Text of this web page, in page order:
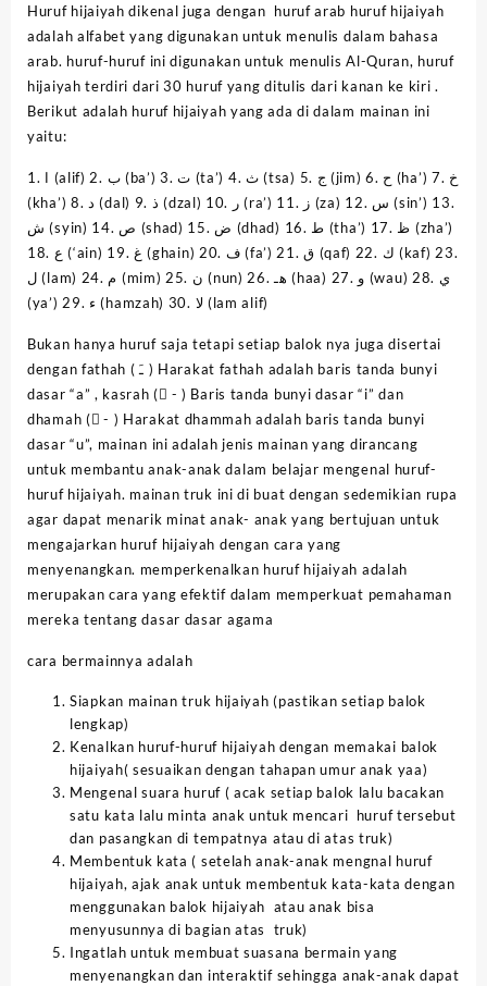
Huruf hijaiyah dikenal juga dengan huruf arab huruf hijaiyah
adalah alfabet yang digunakan untuk menulis dalam bahasa
arab. huruf-huruf ini digunakan untuk menulis Al-Quran, huruf
hijaiyah terdiri dari 30 huruf yang ditulis dari kanan ke kiri .
Berikut adalah huruf hijaiyah yang ada di dalam mainan ini
yaitu:
1. ا (alif) 2. ب (ba’) 3. ت (ta’) 4. ث (tsa) 5. ج (jim) 6. ح (ha’) 7. خ
(kha’) 8. د (dal) 9. ذ (dzal) 10. ر (ra’) 11. ز (za) 12. س (sin’) 13.
ش (syin) 14. ص (shad) 15. ض (dhad) 16. ط (tha’) 17. ظ (zha’)
18. ع (‘ain) 19. غ (ghain) 20. ف (fa’) 21. ق (qaf) 22. ك (kaf) 23.
ل (lam) 24. م (mim) 25. ن (nun) 26. هـ (haa) 27. و (wau) 28. ي
(ya’) 29. ء (hamzah) 30. لا (lam alif)
Bukan hanya huruf saja tetapi setiap balok nya juga disertai
dengan fathah ( ﹷ ) Harakat fathah adalah baris tanda bunyi
dasar “a” , kasrah ( ِ- ) Baris tanda bunyi dasar “i” dan
dhamah ( ُ- ) Harakat dhammah adalah baris tanda bunyi
dasar “u”, mainan ini adalah jenis mainan yang dirancang
untuk membantu anak-anak dalam belajar mengenal huruf-
huruf hijaiyah. mainan truk ini di buat dengan sedemikian rupa
agar dapat menarik minat anak- anak yang bertujuan untuk
mengajarkan huruf hijaiyah dengan cara yang
menyenangkan. memperkenalkan huruf hijaiyah adalah
merupakan cara yang efektif dalam memperkuat pemahaman
mereka tentang dasar dasar agama
cara bermainnya adalah
Siapkan mainan truk hijaiyah (pastikan setiap balok
lengkap)
Kenalkan huruf-huruf hijaiyah dengan memakai balok
hijaiyah( sesuaikan dengan tahapan umur anak yaa)
Mengenal suara huruf ( acak setiap balok lalu bacakan
satu kata lalu minta anak untuk mencari huruf tersebut
dan pasangkan di tempatnya atau di atas truk)
Membentuk kata ( setelah anak-anak mengnal huruf
hijaiyah, ajak anak untuk membentuk kata-kata dengan
menggunakan balok hijaiyah atau anak bisa
menyusunnya di bagian atas truk)
Ingatlah untuk membuat suasana bermain yang
menyenangkan dan interaktif sehingga anak-anak dapat